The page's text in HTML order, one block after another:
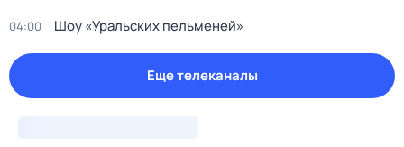
04:00 Шоу «Уральских пельменей»
Еще телеканалы